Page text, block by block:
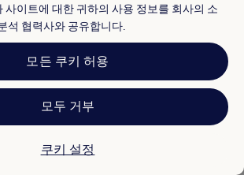
근처 호텔
호텔
예술 및 기술 연구소 근처 호텔
처 호텔
사이트에 대한 귀하의 사용 정보를 회사의 소
석 협력사와 공유합니다.
모든 쿠키 허용
모두 거부
쿠키 설정